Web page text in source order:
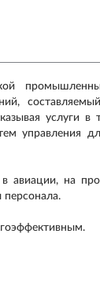
услуги в
управления
на